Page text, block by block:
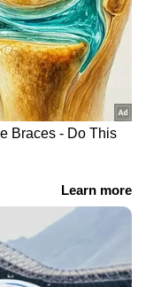
പാർട്ടി
നടത്തിയത്.
വിട്ടത്
കാരണം
Kerala
News